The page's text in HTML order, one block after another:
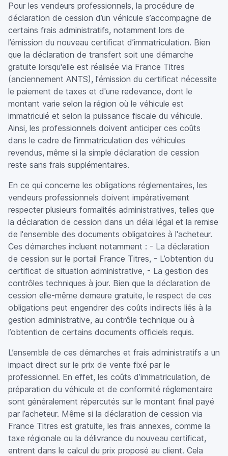
Pour les vendeurs professionnels, la procédure de
déclaration de cession d’un véhicule s’accompagne de
certains frais administratifs, notamment lors de
l’émission du nouveau certificat d’immatriculation. Bien
que la déclaration de transfert soit une démarche
gratuite lorsqu'elle est réalisée via France Titres
(anciennement ANTS), l'émission du certificat nécessite
le paiement de taxes et d'une redevance, dont le
montant varie selon la région où le véhicule est
immatriculé et selon la puissance fiscale du véhicule.
Ainsi, les professionnels doivent anticiper ces coûts
dans le cadre de l’immatriculation des véhicules
revendus, même si la simple déclaration de cession
reste sans frais supplémentaires.
En ce qui concerne les obligations réglementaires, les
vendeurs professionnels doivent impérativement
respecter plusieurs formalités administratives, telles que
la déclaration de cession dans un délai légal et la remise
de l'ensemble des documents obligatoires à l'acheteur.
Ces démarches incluent notamment : - La déclaration
de cession sur le portail France Titres, - L’obtention du
certificat de situation administrative, - La gestion des
contrôles techniques à jour. Bien que la déclaration de
cession elle-même demeure gratuite, le respect de ces
obligations peut engendrer des coûts indirects liés à la
gestion administrative, au contrôle technique ou à
l’obtention de certains documents officiels requis.
L’ensemble de ces démarches et frais administratifs a un
impact direct sur le prix de vente fixé par le
professionnel. En effet, les coûts d’immatriculation, de
préparation du véhicule et de conformité réglementaire
sont généralement répercutés sur le montant final payé
par l’acheteur. Même si la déclaration de cession via
France Titres est gratuite, les frais annexes, comme la
taxe régionale ou la délivrance du nouveau certificat,
entrent dans le calcul du prix proposé au client. Cela